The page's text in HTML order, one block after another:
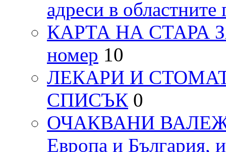
адреси в областните
КАРТА НА СТАРА
номер 10
ЛЕКАРИ И
СПИСЪК 0
ОЧАКВАНИ ВАЛЕЖИ
Европа и България,